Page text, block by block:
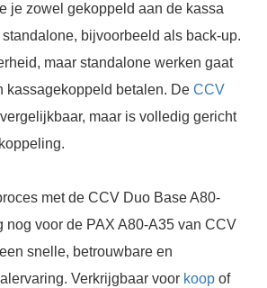
je zowel gekoppeld aan de kassa
bijvoorbeeld als back-up.
maar standalone werken gaat
kassagekoppeld betalen. De CCV
maar is volledig gericht
met de CCV Duo Base A80-
nog voor de PAX A80-A35 van CCV
snelle, betrouwbare en
Verkrijgbaar voor koop of